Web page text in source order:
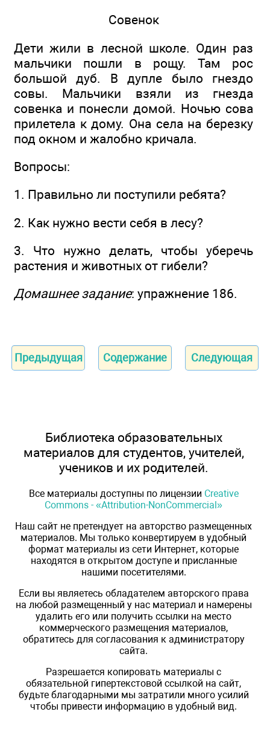
Совенок
Дети жили в лесной школе. Один раз
мальчики пошли в рощу. Там рос
большой дуб. В дупле было гнездо
совы. Мальчики взяли из гнезда
совенка и понесли домой. Ночью сова
прилетела к дому. Она села на березку
под окном и жалобно кричала.
Вопросы:
1. Правильно ли поступили ребята?
2. Как нужно вести себя в лесу?
3. Что нужно делать, чтобы уберечь
растения и животных от гибели?
Домашнее задание: упражнение 186.
Предыдущая Содержание Следующая
Библиотека образовательных
материалов для студентов, учителей,
учеников и их родителей.
Все материалы доступны по лицензии Creative
Commons - «Attribution-NonCommercial»
Наш сайт не претендует на авторство размещенных
материалов. Мы только конвертируем в удобный
формат материалы из сети Интернет, которые
находятся в открытом доступе и присланные
нашими посетителями.
Если вы являетесь обладателем авторского права
на любой размещенный у нас материал и намерены
удалить его или получить ссылки на место
коммерческого размещения материалов,
обратитесь для согласования к администратору
сайта.
Разрешается копировать материалы с
обязательной гипертекстовой ссылкой на сайт,
будьте благодарными мы затратили много усилий
чтобы привести информацию в удобный вид.